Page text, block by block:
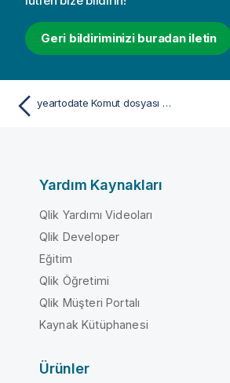
Geri bildiriminizi buradan iletin
yeartodate Komut dosyası ve grafik fonksiyonu
Yardım Kaynakları
Qlik Yardımı Videoları
Qlik Developer
Eğitim
Qlik Öğretimi
Qlik Müşteri Portalı
Kaynak Kütüphanesi
Ürünler